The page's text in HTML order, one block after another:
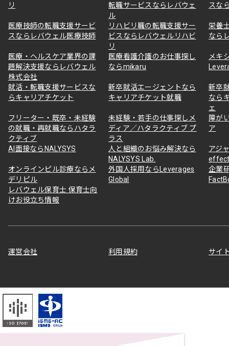
リ
転職サービスならレバウェ
ル
スな
医療技師の転職支援サービ
スならレバウェル医療技師
リハビリ職の転職支援サー
ビスならレバウェルリハビ
リ
栄養
なら
医療・ヘルスケア業界の課
題解決支援ならレバウェル
株式会社
医療看護介護のお仕事探し
ならmikaru
メキ
就活・転職支援サービスな
らキャリアチケット
新卒就活エージェントなら
キャリアチケット就職
新卒
なら
ェ
フリーター・既卒・未経験
の就職・再就職ならハタラ
クティブ
未経験・若手の仕事探しメ
ディア／ハタラクティブ プ
ラス
障が
ア
AI面接ならNALYSYS
人と組織のお悩み解決なら
NALYSYS Lab.
アジ
オンラインピル診療ならメ
デリピル
外国人採用ならLeverages
Global
企業
レバウェル保育士 保育士向
けお役立ち情報
運営会社 利用規約 サイ